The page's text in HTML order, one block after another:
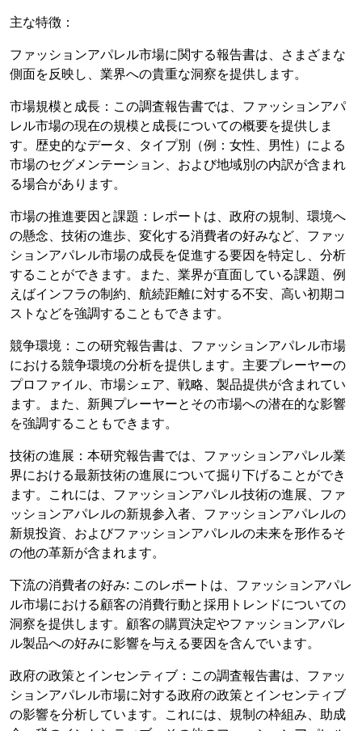
主な特徴：
ファッションアパレル市場に関する報告書は、さまざまな
側面を反映し、業界への貴重な洞察を提供します。
市場規模と成長：この調査報告書では、ファッションアパ
レル市場の現在の規模と成長についての概要を提供しま
す。歴史的なデータ、タイプ別（例：女性、男性）による
市場のセグメンテーション、および地域別の内訳が含まれ
る場合があります。
市場の推進要因と課題：レポートは、政府の規制、環境へ
の懸念、技術の進歩、変化する消費者の好みなど、ファッ
ションアパレル市場の成長を促進する要因を特定し、分析
することができます。また、業界が直面している課題、例
えばインフラの制約、航続距離に対する不安、高い初期コ
ストなどを強調することもできます。
競争環境：この研究報告書は、ファッションアパレル市場
における競争環境の分析を提供します。主要プレーヤーの
プロファイル、市場シェア、戦略、製品提供が含まれてい
ます。また、新興プレーヤーとその市場への潜在的な影響
を強調することもできます。
技術の進展：本研究報告書では、ファッションアパレル業
界における最新技術の進展について掘り下げることができ
ます。これには、ファッションアパレル技術の進展、ファ
ッションアパレルの新規参入者、ファッションアパレルの
新規投資、およびファッションアパレルの未来を形作るそ
の他の革新が含まれます。
下流の消費者の好み: このレポートは、ファッションアパレ
ル市場における顧客の消費行動と採用トレンドについての
洞察を提供します。顧客の購買決定やファッションアパレ
ル製品への好みに影響を与える要因を含んでいます。
政府の政策とインセンティブ：この調査報告書は、ファッ
ションアパレル市場に対する政府の政策とインセンティブ
の影響を分析しています。これには、規制の枠組み、助成